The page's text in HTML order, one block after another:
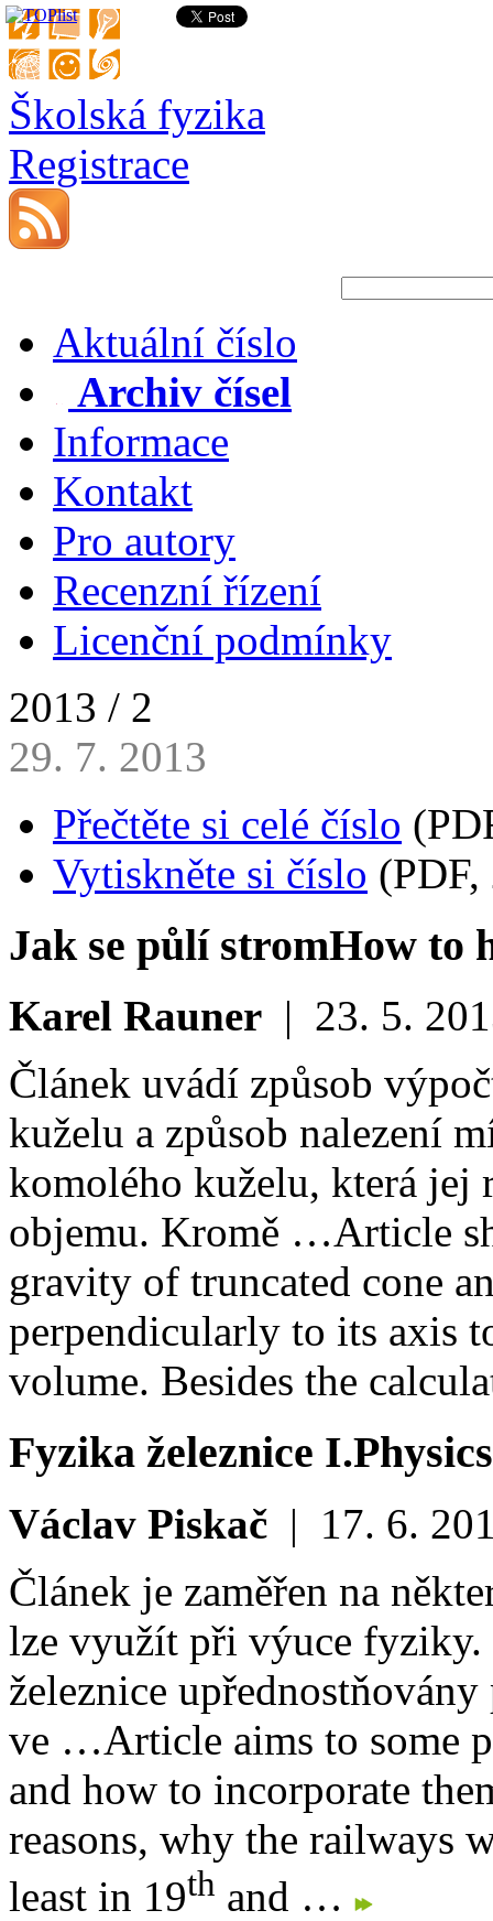
Školská fyzika
Registrace
Aktuální číslo
Archiv čísel
Informace
Kontakt
Pro autory
Recenzní řízení
Licenční podmínky
2013 / 2
29. 7. 2013
Přečtěte si celé číslo
Vytiskněte si číslo
Jak se půlí stromHow to
Karel Rauner | 23. 5.
Článek uvádí způsob
kuželu a způsob nalezení
komolého kuželu, která jej
objemu. Kromě …Article
gravity of truncated cone
perpendicularly to its axis
volume. Besides the
Fyzika železnice I.
Václav Piskač | 17. 6.
Článek je zaměřen na
lze využít při výuce fyziky.
železnice
ve …Article aims to some
and how to incorporate
reasons, why the railways
least in 19th and …